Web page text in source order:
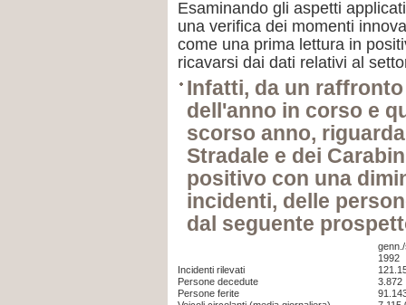
Esaminando gli aspetti
una verifica dei momenti
come una prima lettura in
ricavarsi dai dati relativi al
Infatti, da un
dell'anno in corso e
scorso anno,
Stradale e dei
positivo con una
incidenti, delle
dal seguente
1992
Incidenti rilevati
Persone decedute
3.872
Persone ferite